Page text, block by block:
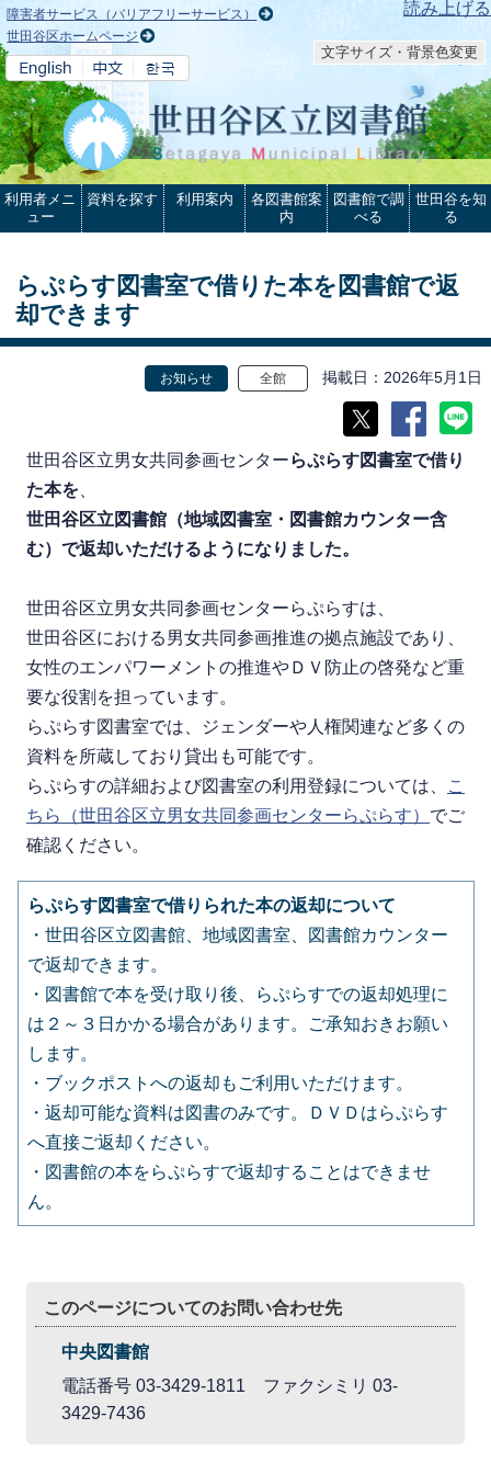
本文へ 読み上げる
障害者サービス（バリアフリーサービス）
世田谷区ホームページ
文字サイズ・背景色変更
利用者メニ
ュー
資料を探す 利用案内
各図書館案
内
図書館で調
べる
世田谷を知
る
らぷらす図書室で借りた本を図書館で返
却できます
お知らせ 全館 掲載日 2026年5月1日
世田谷区立男女共同参画センターらぷらす図書室で借り
た本を
世田谷区立図書館（地域図書室・図書館カウンター含
む）で返却いただけるようになりました。
世田谷区立男女共同参画センターらぷらすは、
世田谷区における男女共同参画推進の拠点施設であり、
女性のエンパワーメントの推進やＤＶ防止の啓発など重
要な役割を担っています。
らぷらす図書室では、
ジェンダーや人権関連など多くの
資料を所蔵しており貸出も可能です。
らぷらすの詳細および図書室の利用登録については、
こ
ちら（世田谷区立男女共同参画センターらぷらす） でご
確認ください。
らぷらす図書室で借りられた本の返却について
・世田谷区立図書館、地域図書室、図書館カウンター
で返却できます。
・図書館で本を受け取り後、らぷらすでの返却処理に
は２～３日かかる場合があります。ご承知おきお願い
します。
・ブックポストへの返却もご利用いただけます。
・返却可能な資料は図書のみです。ＤＶＤはらぷらす
へ直接ご返却ください。
・図書館の本をらぷらすで返却することはできませ
ん。
このページについてのお問い合わせ先
中央図書館
電話番号 03-3429-1811 ファクシミリ 03-
3429-7436